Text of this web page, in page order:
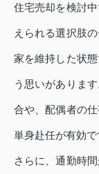
住宅売却を検討
えられる選択肢
家を維持した状
う思いがありま
合や、配偶者の
単身赴任が有効で
さらに、通勤時